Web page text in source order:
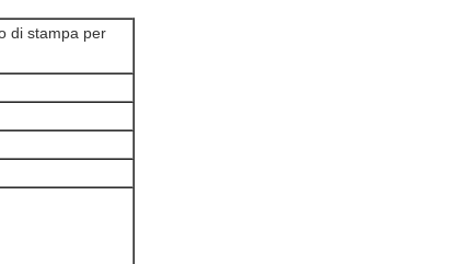
di stampa per